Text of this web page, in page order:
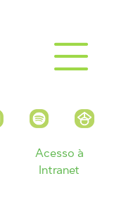
Acesso à
Intranet